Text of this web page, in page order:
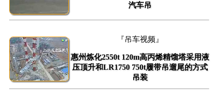
汽车吊
『吊车视频』
惠州炼化2550t 120m高丙烯精馏塔采用液
压顶升和LR1750 750t履带吊遛尾的方式
吊装